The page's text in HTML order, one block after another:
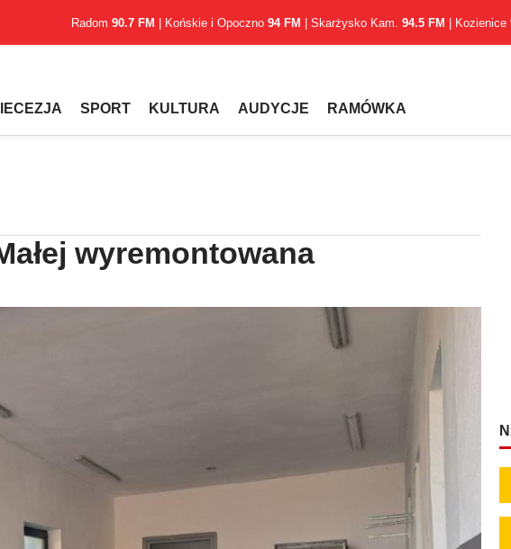
Radom 90.7 FM | Końskie i Opoczno 94 FM | Skarżysko Kam. 94.5 FM | Kozienice
SPORT KULTURA AUDYCJE RAMÓWKA
wyremontowana